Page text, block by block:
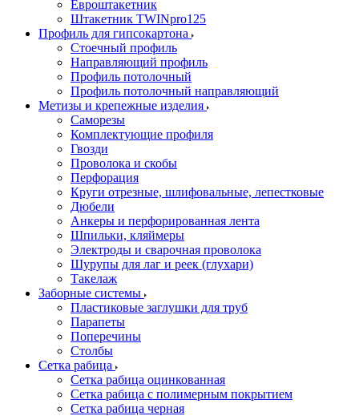
Евроштакетник
Штакетник TWINpro125
Профиль для гипсокартона
Стоечный профиль
Направляющий профиль
Профиль потолочный
Профиль потолочный направляющий
Метизы и крепежные изделия
Саморезы
Комплектующие профиля
Гвозди
Проволока и скобы
Перфорация
Круги отрезные, шлифовальные, лепестковые
Дюбели
Анкеры и перфорированная лента
Шпильки, кляймеры
Электроды и сварочная проволока
Шурупы для лаг и реек (глухари)
Такелаж
Заборные системы
Пластиковые заглушки для труб
Парапеты
Поперечины
Столбы
Сетка рабица
Сетка рабица оцинкованная
Сетка рабица с полимерным покрытием
Сетка рабица черная